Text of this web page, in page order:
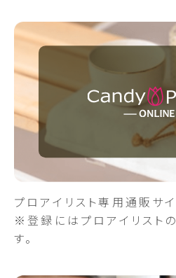
プロアイリスト専用通販サ
※登録にはプロアイリスト
す。